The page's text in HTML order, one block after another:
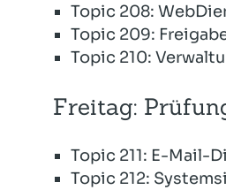
Topic 208:
Topic 209:
Topic 210:
Freitag:
Topic 211: E-Mail-
Topic 212: